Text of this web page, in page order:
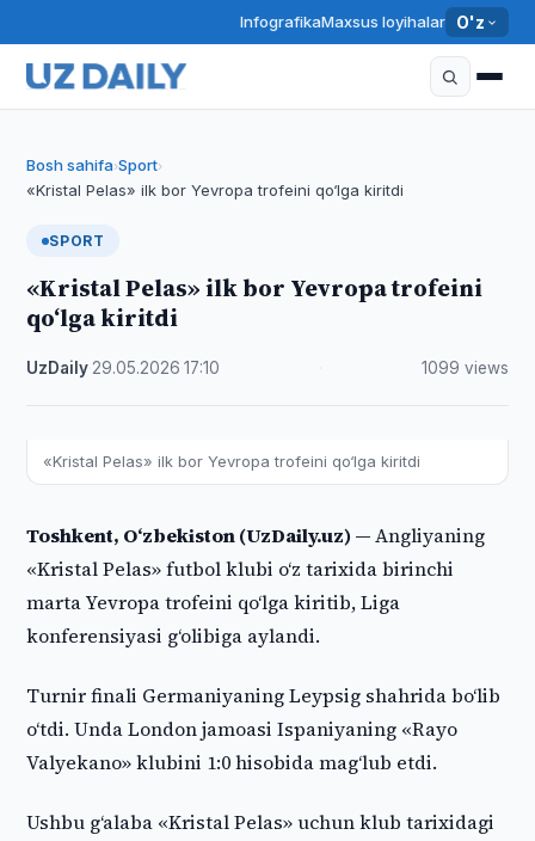
InfografikaMaxsus loyihalar O'z
Bosh sahifa›Sport›
«Kristal Pelas» ilk bor Yevropa trofeini qo‘lga kiritdi
SPORT
«Kristal Pelas» ilk bor Yevropa trofeini
qo‘lga kiritdi
UzDaily 29.05.2026 ·17:10 1099 views
«Kristal Pelas» ilk bor Yevropa trofeini qo‘lga kiritdi
Toshkent, O‘zbekiston (UzDaily.uz) —Angliyaning
«Kristal Pelas» futbol klubi o‘z tarixida birinchi
marta Yevropa trofeini qo‘lga kiritib, Liga
konferensiyasi g‘olibiga aylandi.
Turnir finali Germaniyaning Leypsig shahrida bo‘lib
o‘tdi. Unda London jamoasi Ispaniyaning «Rayo
Valyekano» klubini 1:0 hisobida mag‘lub etdi.
Ushbu g‘alaba «Kristal Pelas» uchun klub tarixidagi